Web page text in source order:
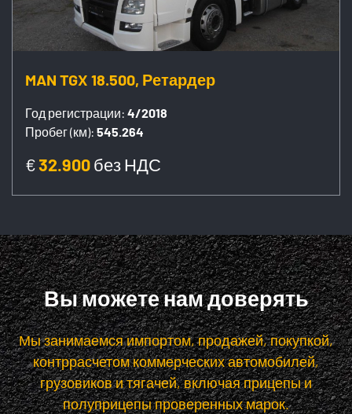
MAN TGX 18.500, Ретардер
Год регистрации: 4/2018
Пробег (км): 545.264
€32.900без НДС
Вы можете нам доверять
Мы занимаемся импортом, продажей, покупкой,
контррасчетом коммерческих автомобилей,
грузовиков и тягачей, включая прицепы и
полуприцепы проверенных марок.